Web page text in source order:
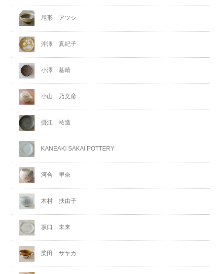
尾形 アツシ
沖澤 真紀子
小澤 基晴
小山 乃文彦
掛江 祐造
KANEAKI SAKAI POTTERY
河合 里奈
木村 扶由子
坂口 未来
柴田 サヤカ